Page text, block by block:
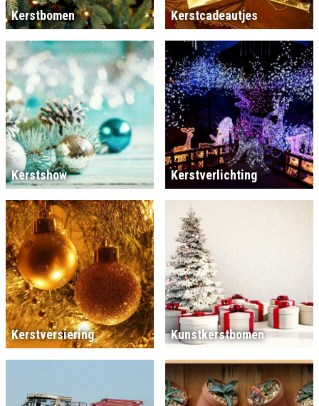
Kerstbomen Kerstcadeautjes
Kerstshow Kerstverlichting
Kerstversiering Kunstkerstbomen